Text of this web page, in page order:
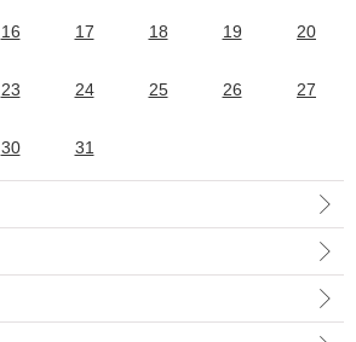
16 17 18 19 20
23 24 25 26 27
30 31